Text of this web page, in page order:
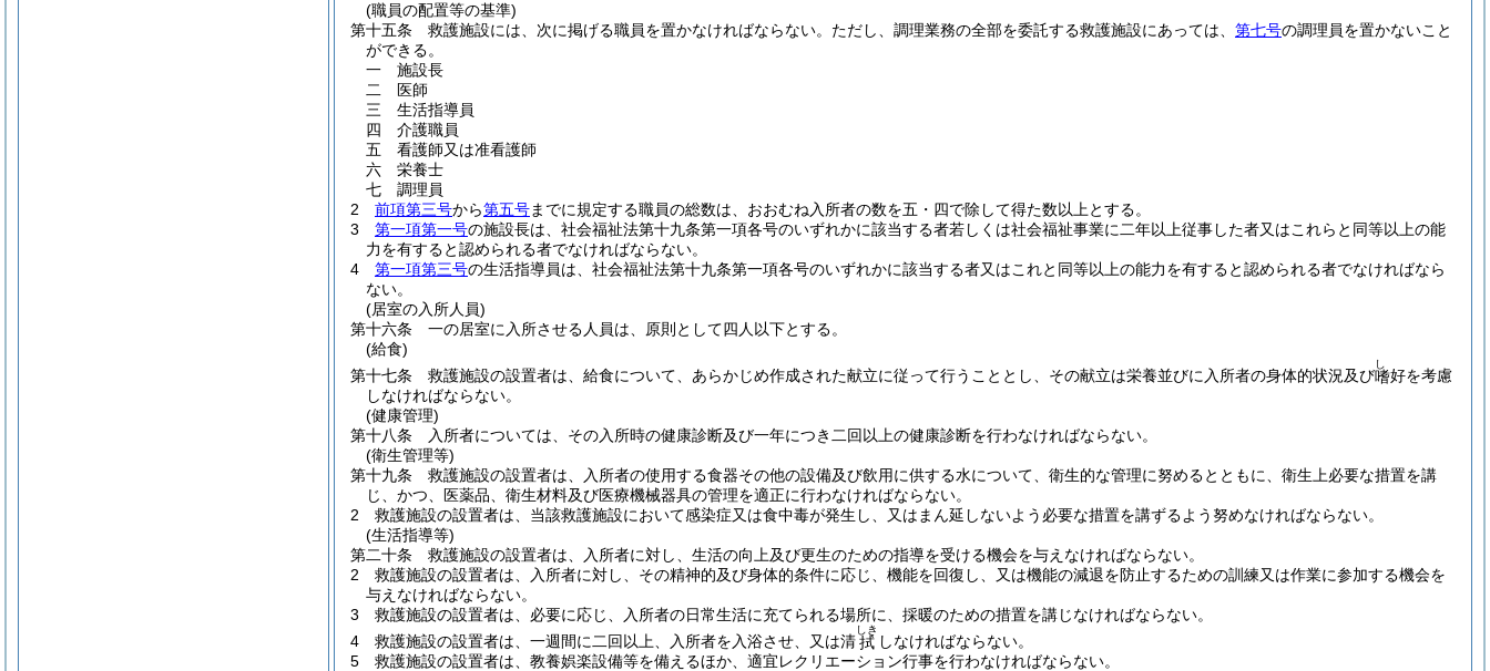
(職員の配置等の基準)
第十五条
救護施設には、次に掲げる職員を置かなければならない。 ただし、調理業務の全部を委託する救護施設にあっては、 第七号の調理員を置かないこと
ができる。
一
施設長
二
医師
三
生活指導員
四
介護職員
五
看護師又は准看護師
六
栄養士
七
調理員
2
前項第三号から第五号までに規定する職員の総数は、おおむね入所者の数を五・四で除して得た数以上とする。
3
第一項第一号の施設長は、社会福祉法第十九条第一項各号のいずれかに該当する者若しくは社会福祉事業に二年以上従事した者又はこれらと同等以上の能
力を有すると認められる者でなければならない。
4
第一項第三号の生活指導員は、社会福祉法第十九条第一項各号のいずれかに該当する者又はこれと同等以上の能力を有すると認められる者でなければなら
ない。
(居室の入所人員)
第十六条
一の居室に入所させる人員は、原則として四人以下とする。
(給食)
第十七条
救護施設の設置者は、給食について、あらかじめ作成された献立に従って行うこととし、その献立は栄養並びに入所者の身体的状況及び嗜
し
好を考慮
しなければならない。
(健康管理)
第十八条
入所者については、その入所時の健康診断及び一年につき二回以上の健康診断を行わなければならない。
(衛生管理等)
第十九条
救護施設の設置者は、入所者の使用する食器その他の設備及び飲用に供する水について、衛生的な管理に努めるとともに、衛生上必要な措置を講
じ、かつ、医薬品、衛生材料及び医療機械器具の管理を適正に行わなければならない。
2
救護施設の設置者は、当該救護施設において感染症又は食中毒が発生し、又はまん延しないよう必要な措置を講ずるよう努めなければならない。
(生活指導等)
第二十条
救護施設の設置者は、入所者に対し、生活の向上及び更生のための指導を受ける機会を与えなければならない。
2
救護施設の設置者は、入所者に対し、その精神的及び身体的条件に応じ、機能を回復し、又は機能の減退を防止するための訓練又は作業に参加する機会を
与えなければならない。
3
救護施設の設置者は、必要に応じ、入所者の日常生活に充てられる場所に、採暖のための措置を講じなければならない。
4
救護施設の設置者は、一週間に二回以上、入所者を入浴させ、又は清拭
しき
しなければならない。
5
救護施設の設置者は、教養娯楽設備等を備えるほか、適宜レクリエーション行事を行わなければならない。